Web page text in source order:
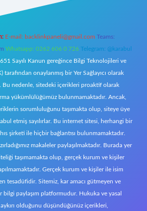
E-mail: backlinkpaneli@gmail.com Teams:
Whatsapp: 0262 606 0 726 Telegram: @karabul
Sayılı Kanun gereğince Bilgi Teknolojileri ve
tarafından onaylanmış bir Yer Sağlayıcı olarak
Bu nedenle, sitedeki içerikleri proaktif olarak
yükümlülüğümüz bulunmamaktadır. Ancak,
sorumluluğunu taşımakta olup, siteye üye
etmiş sayılırlar. Bu internet sitesi, herhangi bir
şirketi ile hiçbir bağlantısı bulunmamaktadır.
makaleler paylaşılmaktadır. Burada yer
taşımamakta olup, gerçek kurum ve kişiler
Gerçek kurum ve kişiler ile isim
tesadüfidir. Sitemiz, kar amacı gütmeyen ve
bilgi paylaşım platformudur. Hukuka ve yasal
olduğunu düşündüğünüz içerikleri,